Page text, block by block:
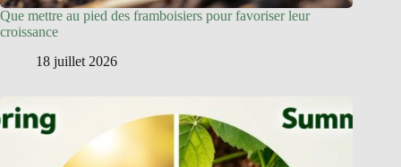
Que mettre au pied des framboisiers pour favoriser leur
croissance
18 juillet 2026